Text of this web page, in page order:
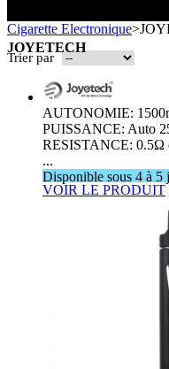
Pods
L’AVIS DES
LA PRESSE
Emission "C'est
Reportage Vox
Interview France
JOYETECH
Cigarette Electronique>
Trier par
AUTONOMIE:
PUISSANCE: Auto
RESISTANCE: 0.5Ω
...
Disponible sous 4 à 5
VOIR LE PRODUIT